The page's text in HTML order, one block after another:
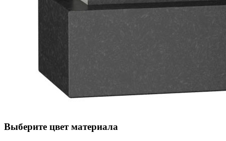
Выберите цвет материала